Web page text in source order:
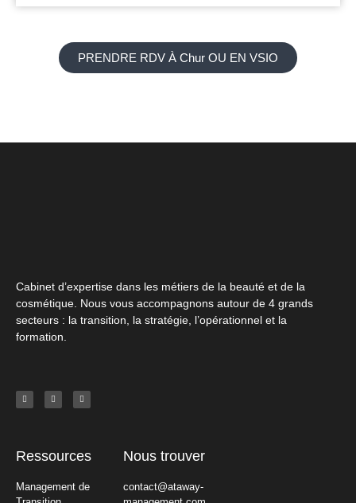
PRENDRE RDV À Chur OU EN VSIO
Cabinet d’expertise dans les métiers de la beauté et de la
cosmétique. Nous vous accompagnons autour de 4 grands
secteurs : la transition, la stratégie, l’opérationnel et la
formation.
Ressources
Management de
Nous trouver
contact@ataway-